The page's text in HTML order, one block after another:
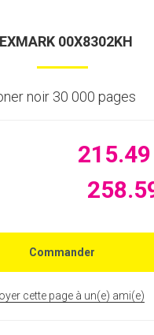
00X8302KH
noir 30 000 pages
215.49
258
cette page à un(e) ami(e)